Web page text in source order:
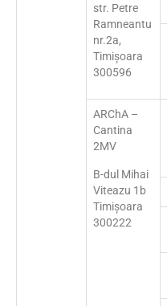
str. Petre
Ramneantu
nr.2a,
Timișoara
300596
ARChA –
Cantina
2MV
B-dul Mihai
Viteazu 1b
Timișoara
300222